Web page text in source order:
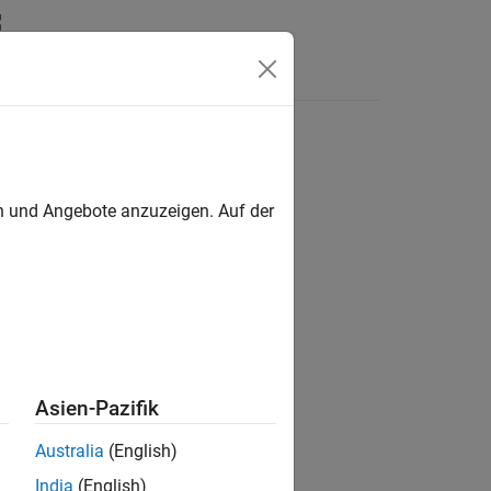
Angebote anzuzeigen. Auf der
Asien-Pazifik
Australia (English)
India (English)